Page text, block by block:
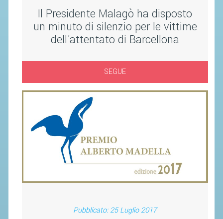
Il Presidente Malagò ha disposto
un minuto di silenzio per le vittime
dell'attentato di Barcellona
SEGUE
Pubblicato: 25 Luglio 2017
STAFF TECNICO
CTF – PALABADMINTON
SCHEDE ATLETI
VOLA CON NOI
CENTRI TECNICI TERRITORIALI
TESSERAMENTO
CONVENZIONI